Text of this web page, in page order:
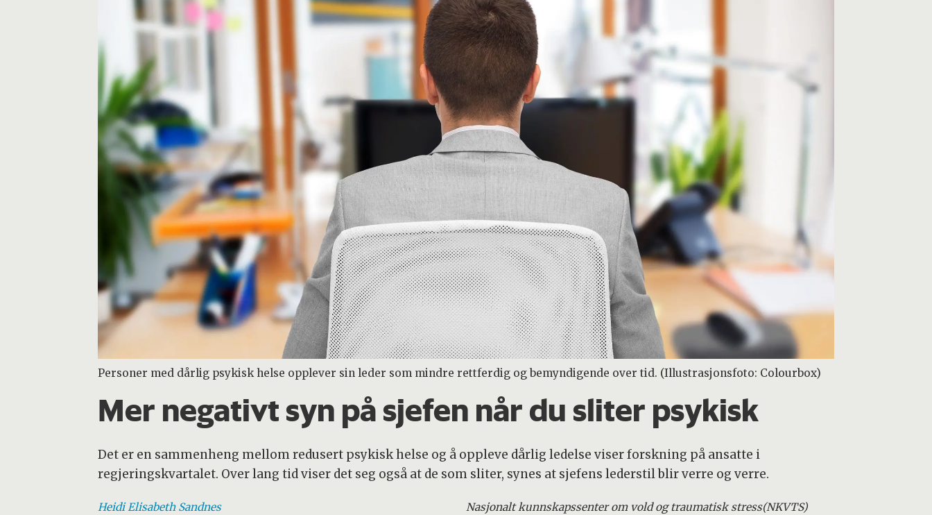
Personer med dårlig psykisk helse opplever sin leder som mindre rettferdig og bemyndigende over tid. (Illustrasjonsfoto: Colourbox)
Mer negativt syn på sjefen når du sliter psykisk
Det er en sammenheng mellom redusert psykisk helse og å oppleve dårlig ledelse viser forskning på ansatte i
regjeringskvartalet. Over lang tid viser det seg også at de som sliter, synes at sjefens lederstil blir verre og verre.
Heidi Elisabeth Sandnes Nasjonalt kunnskapssenter om vold og traumatisk stress(NKVTS)